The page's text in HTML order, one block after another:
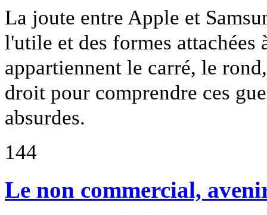
La joute entre Apple et
l'utile et des formes
appartiennent le carré, le
droit pour comprendre ces
absurdes.
144
Le non commercial,